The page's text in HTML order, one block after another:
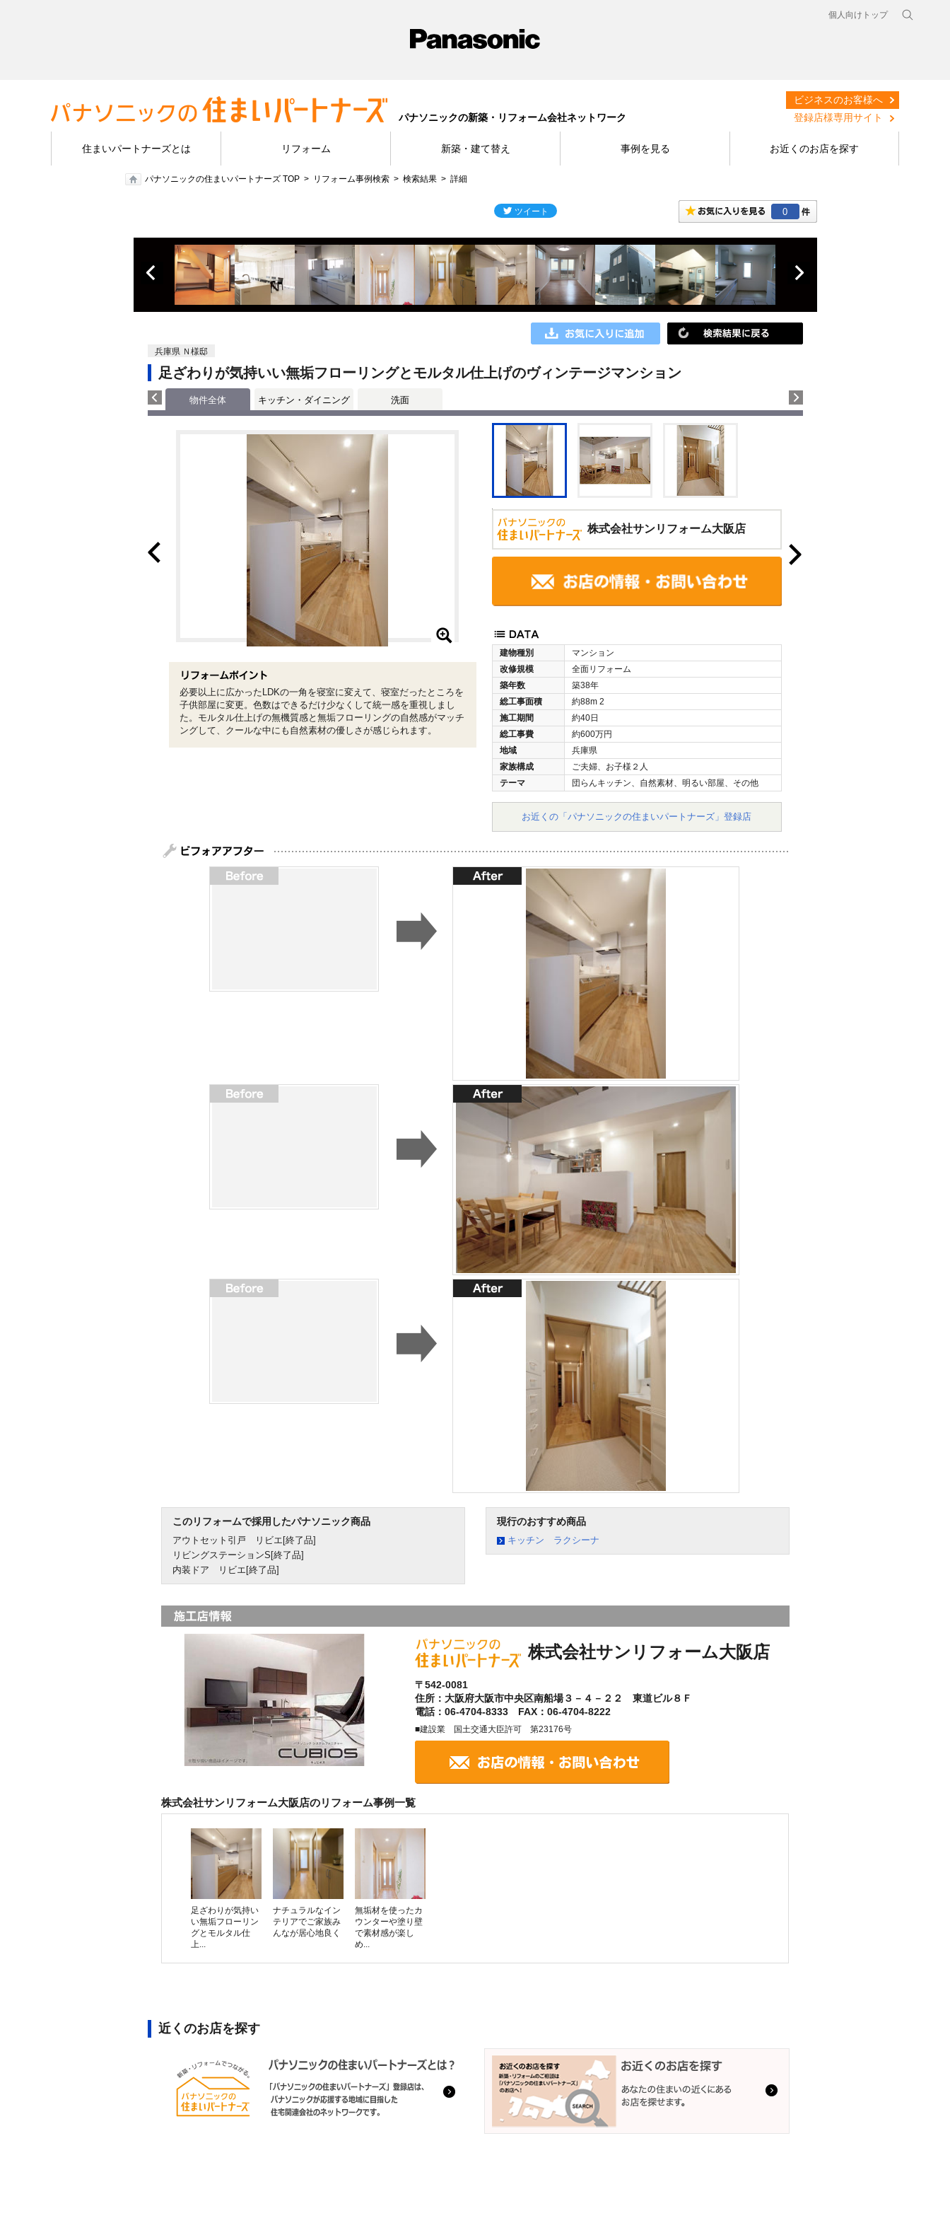
個人向けトップ
パナソニックの新築・リフォーム会社ネットワーク
ビジネスのお客様へ
登録店様専用サイト
住まいパートナーズとは リフォーム 新築・建て替え 事例を見る お近くのお店を探す
パナソニックの住まいパートナーズ TOP リフォーム事例検索 検索結果 詳細
0
兵庫県 Ｎ様邸
足ざわりが気持いい無垢フローリングとモルタル仕上げのヴィンテージマンション
物件全体 キッチン・ダイニング 洗面
株式会社サンリフォーム大阪店
建物種別
マンション
改修規模
全面リフォーム
築年数
築38年
総工事面積
約88m 2
施工期間
約40日
総工事費
約600万円
地域
兵庫県
家族構成
ご夫婦、お子様２人
テーマ
団らんキッチン、自然素材、明るい部屋、その他
お近くの「パナソニックの住まいパートナーズ」登録店
必要以上に広かったLDKの一角を寝室に変えて、寝室だったところを
子供部屋に変更。色数はできるだけ少なくして統一感を重視しまし
た。モルタル仕上げの無機質感と無垢フローリングの自然感がマッチ
ングして、クールな中にも自然素材の優しさが感じられます。
このリフォームで採用したパナソニック商品
アウトセット引戸 リビエ[終了品]
リビングステーションS[終了品]
内装ドア リビエ[終了品]
現行のおすすめ商品
キッチン ラクシーナ
株式会社サンリフォーム大阪店
〒542-0081
住所：大阪府大阪市中央区南船場３－４－２２ 東道ビル８Ｆ
電話：06-4704-8333 FAX：06-4704-8222
■建設業 国土交通大臣許可 第23176号
株式会社サンリフォーム大阪店のリフォーム事例一覧
足ざわりが気持い
い無垢フローリン
グとモルタル仕
上...
ナチュラルなイン
テリアでご家族み
んなが居心地良く
無垢材を使ったカ
ウンターや塗り壁
で素材感が楽し
め...
近くのお店を探す